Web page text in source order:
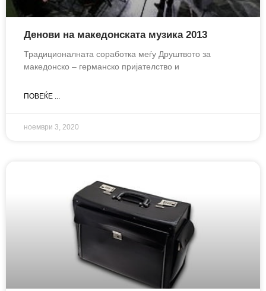
Денови на македонската музика 2013
Традиционалната соработка меѓу Друштвото за
македонско – германско пријателство и
ПОВЕЌЕ ...
ноември 3, 2020